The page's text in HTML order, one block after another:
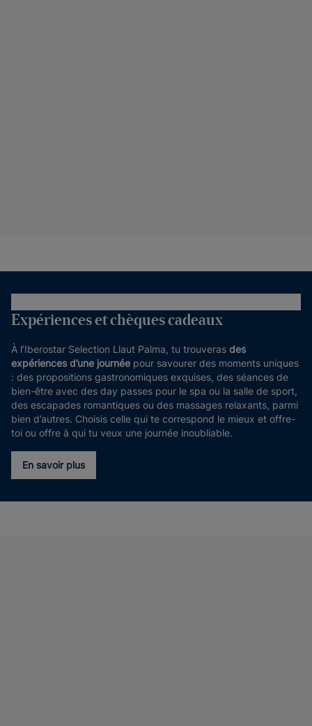
Expériences et chèques cadeaux
À l’Iberostar Selection Llaut Palma, tu trouveras des
expériences d’une journée pour savourer des moments uniques
: des propositions gastronomiques exquises, des séances de
bien-être avec des day passes pour le spa ou la salle de sport,
des escapades romantiques ou des massages relaxants, parmi
bien d’autres. Choisis celle qui te correspond le mieux et offre-
toi ou offre à qui tu veux une journée inoubliable.
En savoir plus